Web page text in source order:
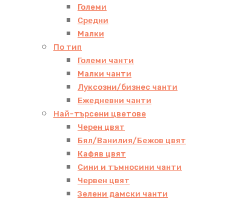
Големи
Средни
Малки
По тип
Големи чанти
Малки чанти
Луксозни/бизнес чанти
Ежедневни чанти
Най-търсени цветове
Черен цвят
Бял/Ванилия/Бежов цвят
Кафяв цвят
Сини и тъмносини чанти
Червен цвят
Зелени дамски чанти